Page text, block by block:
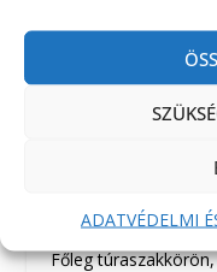
ADATVÉDELMI
Hasznos lehet a
Nálam bevált dolog
de bicajosánál is,
hátizsák
Főleg